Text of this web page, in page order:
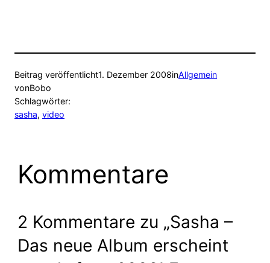
Beitrag veröffentlicht1. Dezember 2008inAllgemein
vonBobo
Schlagwörter:
sasha, video
Kommentare
2 Kommentare zu „Sasha –
Das neue Album erscheint